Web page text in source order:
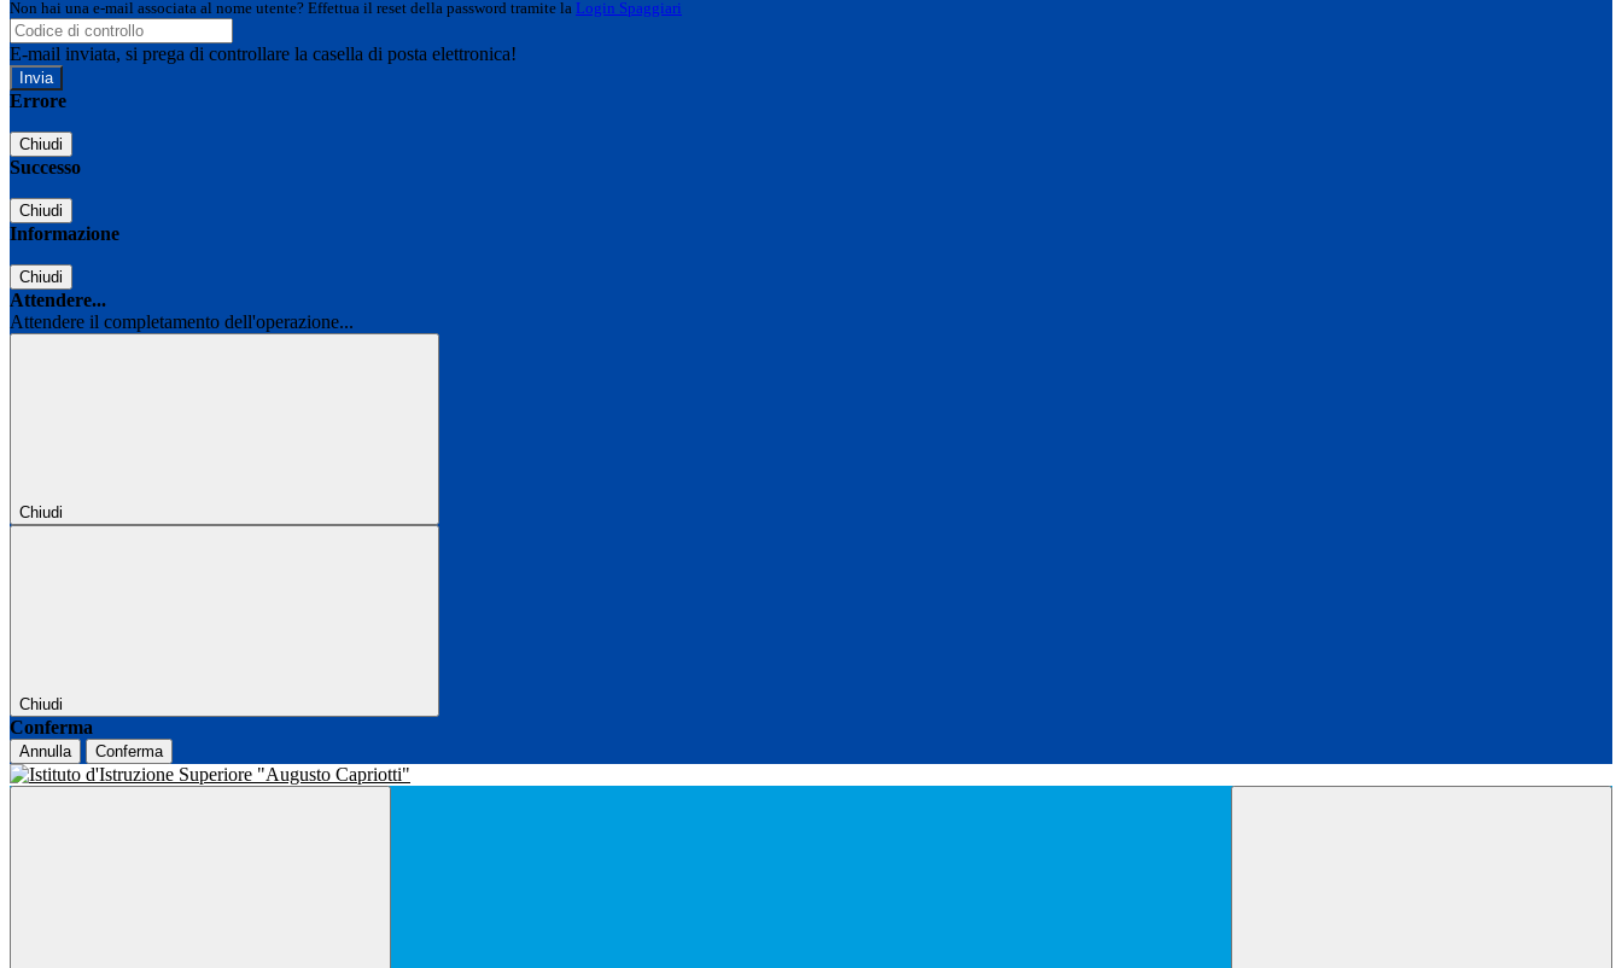
Non hai una e-mail associata al nome utente? Effettua il reset della password tramite la Login Spaggiari
E-mail inviata, si prega di controllare la casella di posta elettronica!
Errore
Chiudi
Successo
Chiudi
Informazione
Chiudi
Attendere...
Attendere il completamento dell'operazione...
Chiudi
Chiudi
Conferma
Annulla Conferma